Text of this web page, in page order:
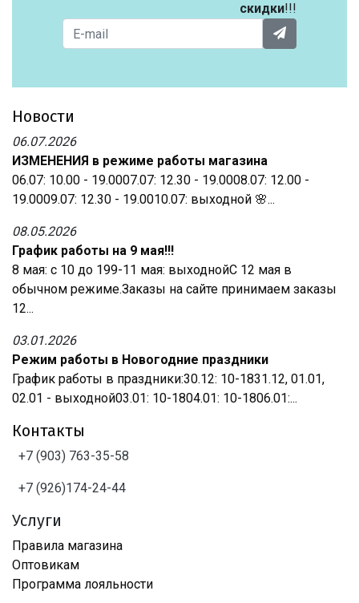
скидки!!!
Новости
06.07.2026
ИЗМЕНЕНИЯ в режиме работы магазина
06.07: 10.00 - 19.0007.07: 12.30 - 19.0008.07: 12.00 -
19.0009.07: 12.30 - 19.0010.07: выходной 🌸...
08.05.2026
График работы на 9 мая!!!
8 мая: с 10 до 199-11 мая: выходнойС 12 мая в
обычном режиме.Заказы на сайте принимаем заказы
12...
03.01.2026
Режим работы в Новогодние праздники
График работы в праздники:30.12: 10-1831.12, 01.01,
02.01 - выходной03.01: 10-1804.01: 10-1806.01:...
Контакты
+7 (903) 763-35-58
+7 (926)174-24-44
Услуги
Правила магазина
Оптовикам
Программа лояльности